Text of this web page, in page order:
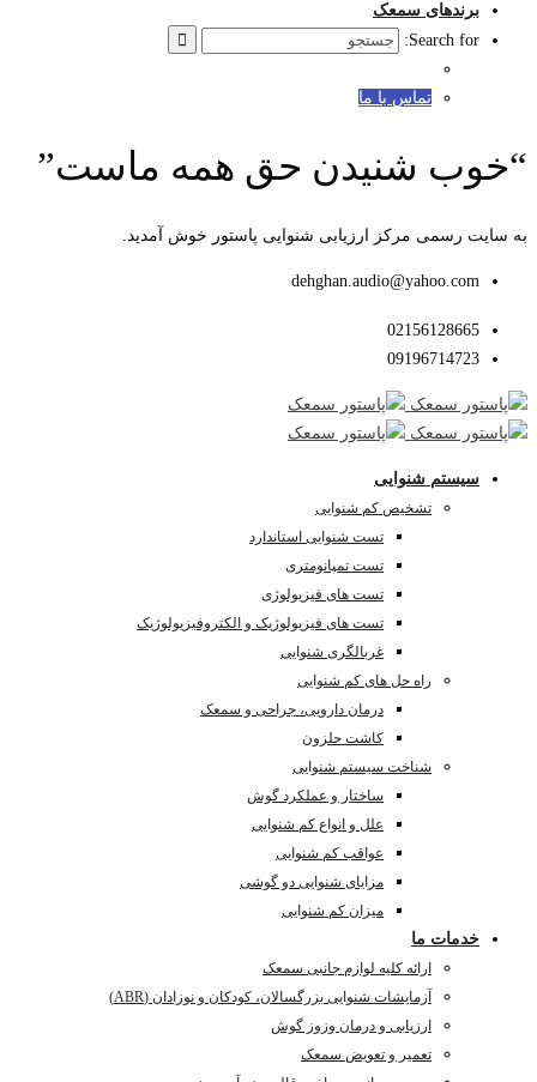
برندهای سمعک
Search for:
تماس با ما
“خوب شنیدن حق همه ماست”
به سایت رسمی مرکز ارزیابی شنوایی پاستور خوش آمدید.
dehghan.audio@yahoo.com
02156128665
09196714723
سیستم شنوایی
تشخیص کم شنوایی
تست شنوایی استاندارد
تست تمپانومتری
تست های فیزیولوژی
تست های فیزیولوژیک و الکتروفیزیولوژیک
غربالگری شنوایی
راه حل های کم شنوایی
درمان دارویی، جراحی و سمعک
کاشت حلزون
شناخت سیستم شنوایی
ساختار و عملکرد گوش
علل و انواع کم شنوایی
عواقب کم شنوایی
مزایای شنوایی دو گوشی
میزان کم شنوایی
خدمات ما
ارائه کلیه لوازم جانبی سمعک
آزمایشات شنوایی بزرگسالان، کودکان و نوزادان (ABR)
ارزیابی و درمان وزوز گوش
تعمیر و تعویض سمعک